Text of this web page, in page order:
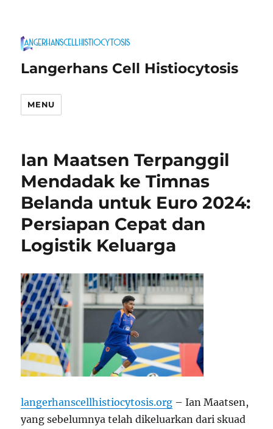
Langerhans Cell Histiocytosis
MENU
Ian Maatsen Terpanggil
Mendadak ke Timnas
Belanda untuk Euro 2024:
Persiapan Cepat dan
Logistik Keluarga
langerhanscellhistiocytosis.org – Ian Maatsen,
yang sebelumnya telah dikeluarkan dari skuad